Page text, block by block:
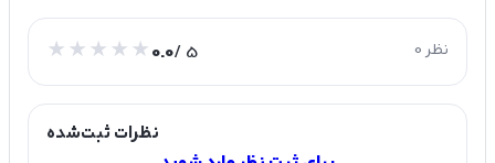
0.0/ 5 0 نظر
نظرات ثبت‌شده